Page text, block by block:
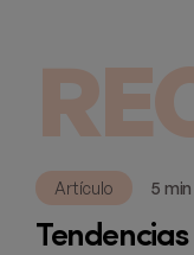
Artículo 5